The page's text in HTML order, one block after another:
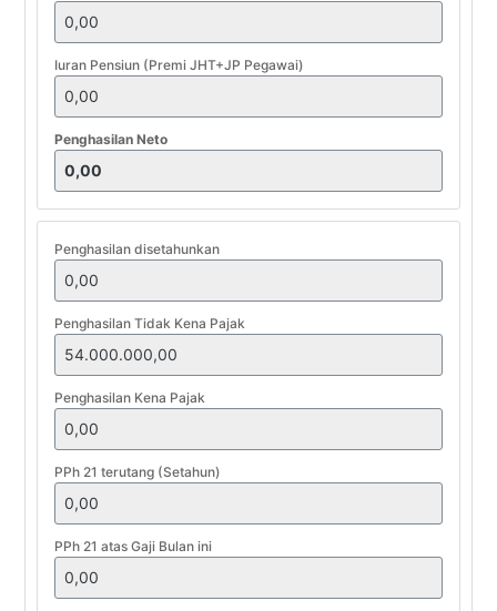
Iuran Pensiun (Premi JHT+JP Pegawai)
Penghasilan Neto
Penghasilan disetahunkan
Penghasilan Tidak Kena Pajak
Penghasilan Kena Pajak
PPh 21 terutang (Setahun)
PPh 21 atas Gaji Bulan ini